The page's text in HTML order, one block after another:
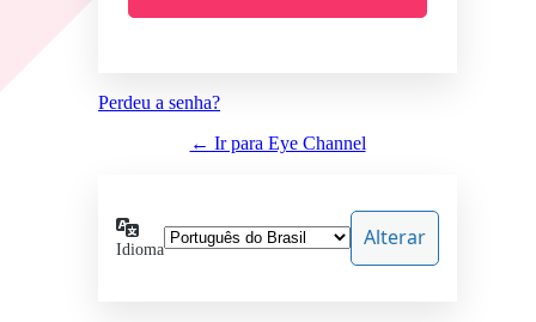
Perdeu a senha?
← Ir para Eye Channel
Idioma